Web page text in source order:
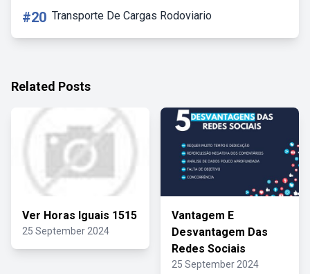
#20 Transporte De Cargas Rodoviario
Related Posts
Ver Horas Iguais 1515
25 September 2024
Vantagem E
Desvantagem Das
Redes Sociais
25 September 2024